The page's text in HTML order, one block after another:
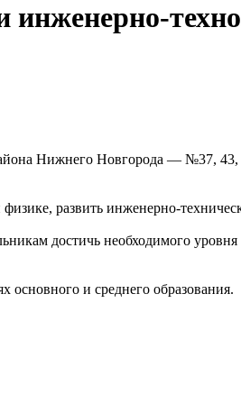
Нижнего Новгорода — №37,
развить инженерно-
достичь необходимого
основного и среднего образования.